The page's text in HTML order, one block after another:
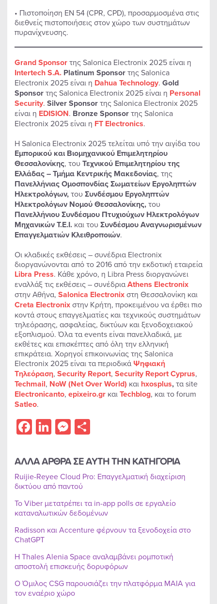
• Πιστοποίηση ΕΝ 54 (CPR, CPD), προσαρμοσμένα στις
διεθνείς πιστοποιήσεις στον χώρο των συστημάτων
πυρανίχνευσης.
Grand Sponsorτης Salonica Electronix 2025 είναι η
Intertech S.A. Platinum Sponsorτης Salonica
Electronix 2025 είναι η Dahua Technology. Gold
Sponsorτης Salonica Electronix 2025 είναι η Personal
Security. Silver Sponsorτης Salonica Electronix 2025
είναι η EDISION. BronzeSponsorτης Salonica
Electronix 2025 είναι η FT Electronics.
Η Salonica Electronix 2025 τελείται υπό την αιγίδα του
Εμπορικού και Βιομηχανικού Επιμελητηρίου
Θεσσαλονίκης, τουΤεχνικού Επιμελητηρίου της
Ελλάδας – Τμήμα Κεντρικής Μακεδονίας, της
Πανελλήνιας Ομοσπονδίας Σωματείων Εργοληπτών
Ηλεκτρολόγων,τουΣυνδέσμου Εργοληπτών
Ηλεκτρολόγων Νομού Θεσσαλονίκης,του
Πανελλήνιου Συνδέσμου Πτυχιούχων Ηλεκτρολόγων
Μηχανικών Τ.Ε.Ι. και τουΣυνδέσμου Αναγνωρισμένων
Επαγγελματιών Κλειθροποιών.
Οι κλαδικές εκθέσεις – συνέδρια Electronix
διοργανώνονται από το 2016 από την εκδοτική εταιρεία
Libra Press. Κάθε χρόνο, η Libra Press διοργανώνει
εναλλάξ τις εκθέσεις – συνέδριαAthens Electronix
στην Αθήνα, Salonica Electronixστη Θεσσαλονίκη και
Creta Electronixστην Κρήτη, προκειμένου να έρθει πιο
κοντά στους επαγγελματίες και τεχνικούς συστημάτων
τηλεόρασης, ασφαλείας, δικτύων και ξενοδοχειακού
εξοπλισμού. Όλα τα events είναι πανελλαδικά, με
εκθέτες και επισκέπτες από όλη την ελληνική
επικράτεια. Χορηγοί επικοινωνίας της Salonica
Electronix 2025 είναι τα περιοδικά Ψηφιακή
Τηλεόραση, Security Report, Security Report Cyprus,
Techmail, NoW (Net Over World) και hxosplus,τα site
Electronicanto, epixeiro.gr καιTechblog, και το forum
Satleo.
Facebook
LinkedIn
Messenger
ΑΛΛΑ ΑΡΘΡΑ ΣΕ ΑΥΤΗ ΤΗΝ ΚΑΤΗΓΟΡΙΑ
Ruijie-Reyee Cloud Pro: Επαγγελματική διαχείριση
δικτύου από παντού
Το Viber μετατρέπει τα in-app polls σε εργαλείο
καταναλωτικών δεδομένων
Radisson και Accenture φέρνουν τα ξενοδοχεία στο
ChatGPT
Η Thales Alenia Space αναλαμβάνει ρομποτική
αποστολή επισκευής δορυφόρων
Ο Όμιλος CSG παρουσιάζει την πλατφόρμα MAIA για
τον εναέριο χώρο